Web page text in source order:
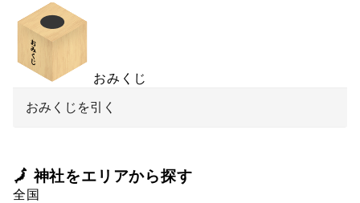
おみくじ
おみくじを引く
🗾 神社をエリアから探す
全国